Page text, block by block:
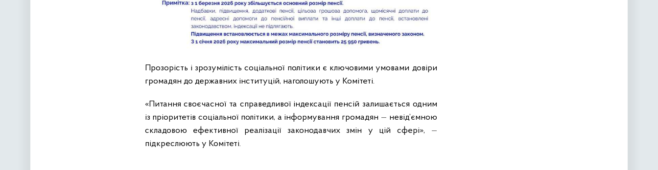
Прозорість і зрозумілість соціальної політики є ключовими умовами довіри
громадян до державних інституцій, наголошують у Комітеті.
«Питання своєчасної та справедливої індексації пенсій залишається одним
із пріоритетів соціальної політики, а інформування громадян — невід’ємною
складовою ефективної реалізації законодавчих змін у цій сфері», —
підкреслюють у Комітеті.